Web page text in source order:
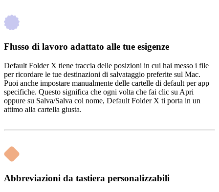
Flusso di lavoro adattato alle tue esigenze
Default Folder X tiene traccia delle posizioni in cui hai messo i file
per ricordare le tue destinazioni di salvataggio preferite sul Mac.
Puoi anche impostare manualmente delle cartelle di default per app
specifiche. Questo significa che ogni volta che fai clic su Apri
oppure su Salva/Salva col nome, Default Folder X ti porta in un
attimo alla cartella giusta.
Abbreviazioni da tastiera personalizzabili